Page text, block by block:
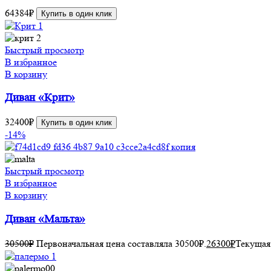
64384₽ Купить в один клик
Быстрый просмотр
В избранное
В корзину
Диван «Крит»
32400₽ Купить в один клик
-14%
Быстрый просмотр
В избранное
В корзину
Диван «Мальта»
30500₽ Первоначальная цена составляла 30500₽. 26300₽